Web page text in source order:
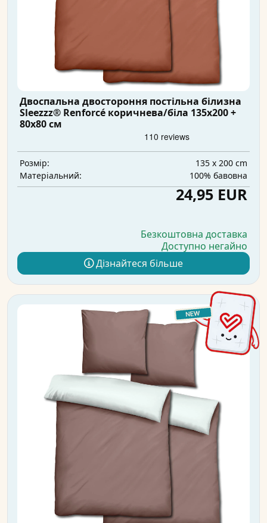
Двоспальна двостороння постільна білизна
Sleezzz® Renforcé коричнева/біла 135x200 +
80x80 см
Розмір:
135 x 200 cm
Матеріальний:
100% бавовна
24,95 EUR
Безкоштовна доставка
Доступно негайно
Дізнайтеся більше